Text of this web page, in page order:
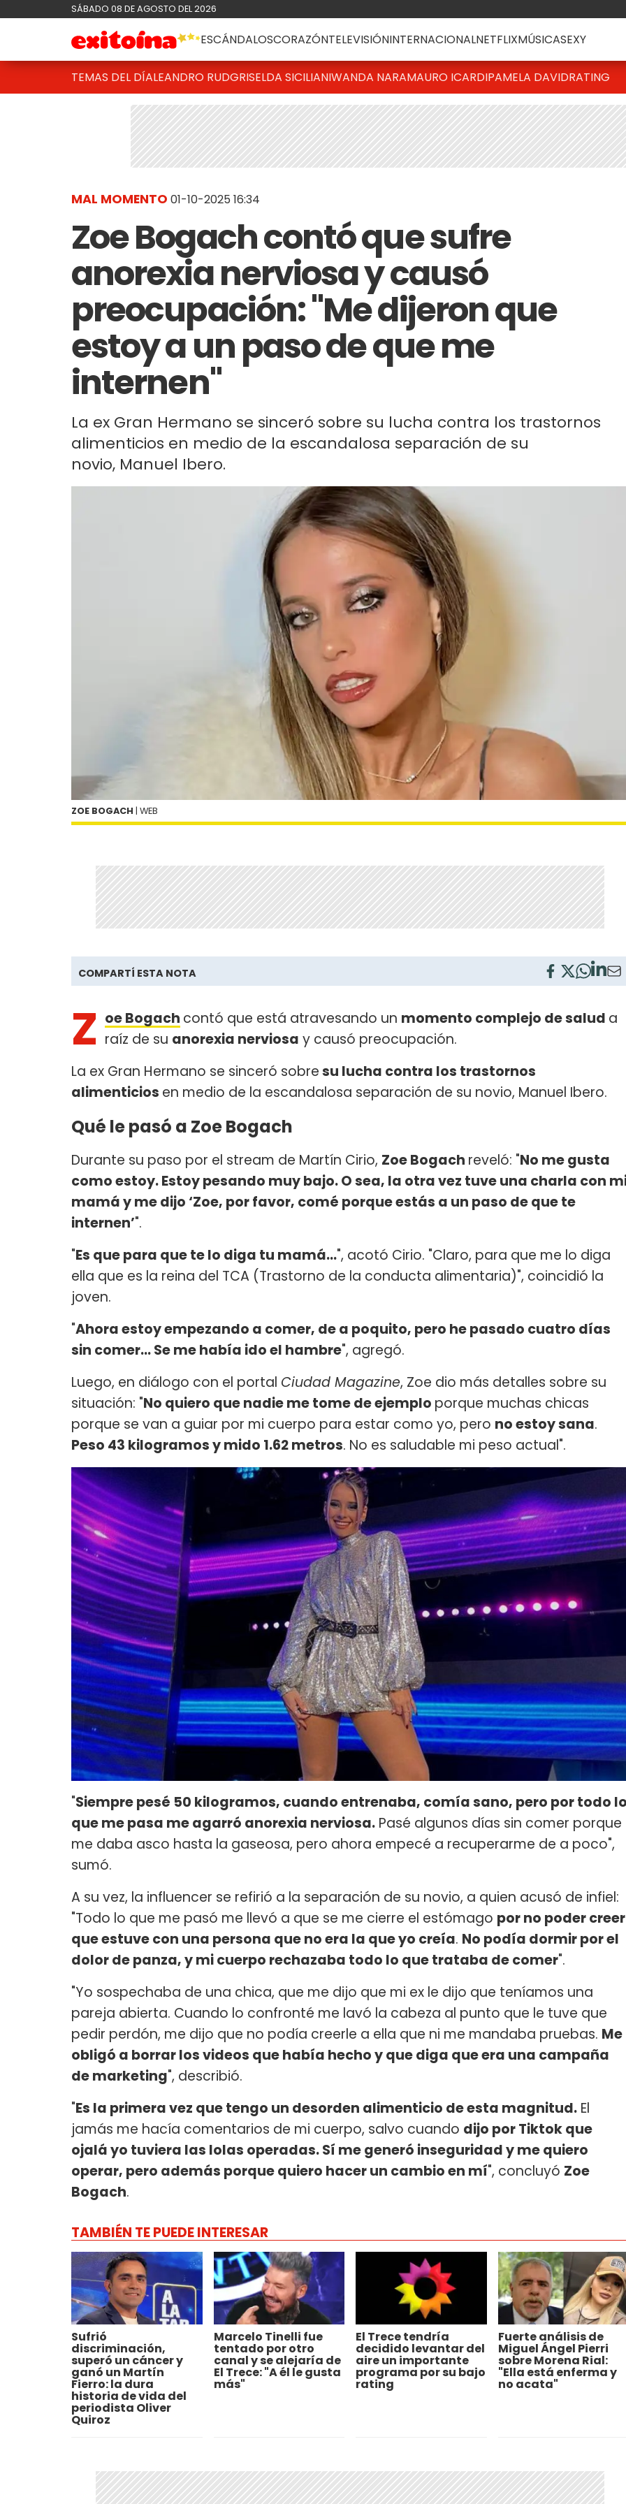
SÁBADO 08 DE AGOSTO DEL 2026
ESCÁNDALOSCORAZÓNTELEVISIÓNINTERNACIONALNETFLIXMÚSICASEXY
TEMAS DEL DÍALEANDRO RUDGRISELDA SICILIANIWANDA NARAMAURO ICARDIPAMELA DAVIDRATING
MAL MOMENTO 01-10-2025 16:34
Zoe Bogach contó que sufre
anorexia nerviosa y causó
preocupación: "Me dijeron que
estoy a un paso de que me
internen"
La ex Gran Hermano se sinceró sobre su lucha contra los trastornos
alimenticios en medio de la escandalosa separación de su
novio, Manuel Ibero.
ZOE BOGACH | WEB
COMPARTÍ ESTA NOTA
Z oe Bogach contó que está atravesando un momento complejo de salud a
raíz de su anorexia nerviosa y causó preocupación.
La ex Gran Hermano se sinceró sobresu lucha contra los trastornos
alimenticios en medio de la escandalosa separación de su novio, Manuel Ibero.
Qué le pasó a Zoe Bogach
Durante su paso por el stream de Martín Cirio, Zoe Bogach reveló: "No me gusta
como estoy. Estoy pesando muy bajo. O sea, la otra vez tuve una charla con
mamá y me dijo ‘Zoe, por favor, comé porque estás a un paso de que te
internen’".
"Es que para que te lo diga tu mamá...", acotó Cirio. "Claro, para que me lo diga
ella que es la reina del TCA (Trastorno de la conducta alimentaria)", coincidió la
joven.
"Ahora estoy empezando a comer, de a poquito, pero he pasado cuatro días
sin comer... Se me había ido el hambre", agregó.
Luego, en diálogo con el portal Ciudad Magazine, Zoe dio más detalles sobre su
situación: "No quiero que nadie me tome de ejemplo porque muchas chicas
porque se van a guiar por mi cuerpo para estar como yo, pero no estoy sana.
Peso 43 kilogramos y mido 1.62 metros. No es saludable mi peso actual".
"Siempre pesé 50 kilogramos, cuando entrenaba, comía sano, pero por todo
que me pasa me agarró anorexia nerviosa. Pasé algunos días sin comer porque
me daba asco hasta la gaseosa, pero ahora empecé a recuperarme de a poco",
sumó.
A su vez, la influencer se refirió a la separación de su novio, a quien acusó de infiel:
"Todo lo que me pasó me llevó a que se me cierre el estómago por no poder creer
que estuve con una persona que no era la que yo creía. No podía dormir por el
dolor de panza, y mi cuerpo rechazaba todo lo que trataba de comer".
"Yo sospechaba de una chica, que me dijo que mi ex le dijo que teníamos una
pareja abierta. Cuando lo confronté me lavó la cabeza al punto que le tuve que
pedir perdón, me dijo que no podía creerle a ella que ni me mandaba pruebas. Me
obligó a borrar los videos que había hecho y que diga que era una campaña
de marketing", describió.
"Es la primera vez que tengo un desorden alimenticio de esta magnitud. El
jamás me hacía comentarios de mi cuerpo, salvo cuando dijo por Tiktok que
ojalá yo tuviera las lolas operadas. Sí me generó inseguridad y me quiero
operar, pero además porque quiero hacer un cambio en mí", concluyó Zoe
Bogach.
TAMBIÉN TE PUEDE INTERESAR
Sufrió
discriminación,
superó un cáncer y
ganó un Martín
Fierro: la dura
historia de vida del
periodista Oliver
Quiroz
Marcelo Tinelli fue
tentado por otro
canal y se alejaría de
El Trece: "A él le gusta
más"
El Trece tendría
decidido levantar del
aire un importante
programa por su bajo
rating
Fuerte análisis de
Miguel Ángel Pierri
sobre Morena Rial:
"Ella está enferma y
no acata"